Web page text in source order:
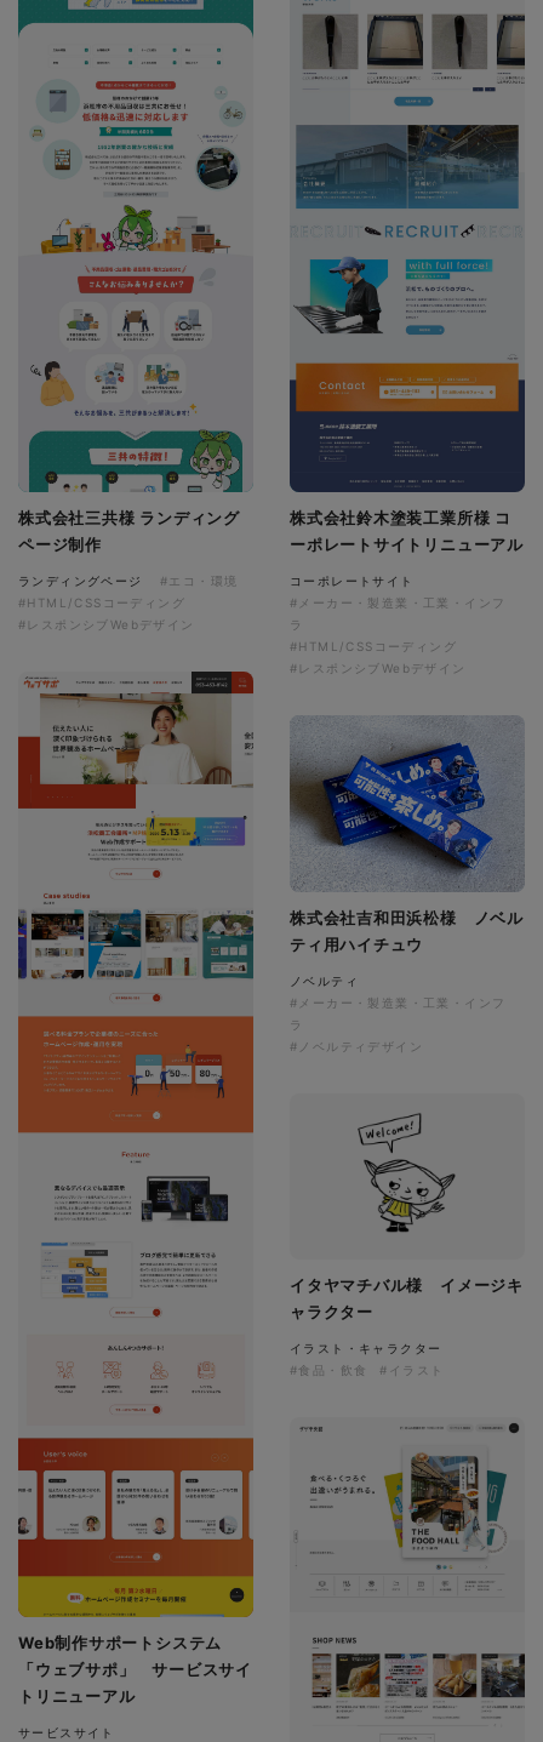
株式会社三共様 ランディング
ページ制作
ランディングページ
#エコ・環境
#HTML/CSSコーディング
#レスポンシブWebデザイン
株式会社鈴木塗装工業所様 コ
ーポレートサイトリニューアル
コーポレートサイト
#メーカー・製造業・工業・インフ
ラ
#HTML/CSSコーディング
#レスポンシブWebデザイン
Web制作サポートシステム
「ウェブサポ」 サービスサイ
トリニューアル
サービスサイト
株式会社吉和田浜松様 ノベル
ティ用ハイチュウ
ノベルティ
#メーカー・製造業・工業・インフ
ラ
#ノベルティデザイン
イタヤマチバル様 イメージキ
ャラクター
イラスト・キャラクター
#食品・飲食
#イラスト